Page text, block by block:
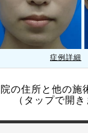
症例詳細
院の住所と他の施
（タップで開き